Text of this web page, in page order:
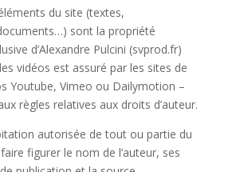
du site (textes,
sont la propriété
d’Alexandre Pulcini (svprod.fr)
vidéos est assuré par les sites de
Youtube, Vimeo ou Dailymotion –
règles relatives aux droits d’auteur.
autorisée de tout ou partie du
figurer le nom de l’auteur, ses